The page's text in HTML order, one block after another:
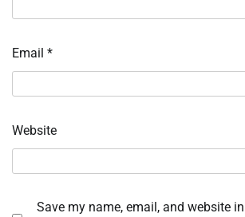
Email *
Website
Save my name, email, and website